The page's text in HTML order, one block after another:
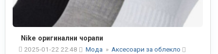
Nike оригинални чорапи
2025-01-22 22:48
Мода » Аксесоари за облекло